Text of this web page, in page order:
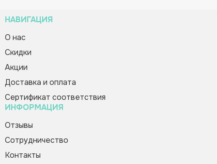
Creative Team!
Пожалуйста, заполните форму, и мы вам
НАВИГАЦИЯ
О нас
Cкидки
Акции
Доставка и оплата
Сертификат соответствия
ИНФОРМАЦИЯ
Отзывы
Сотрудничество
Контакты